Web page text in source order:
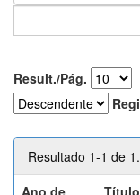
Result./Pág.
Resultado 1-1 de 1.
Ano de
Título